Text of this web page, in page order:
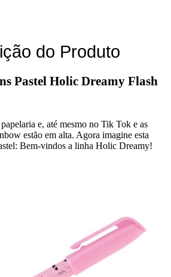
do Produto
Pastel Holic Dreamy Flash
papelaria e, até mesmo no Tik Tok e as
estão em alta. Agora imagine esta
Bem-vindos a linha Holic Dreamy!